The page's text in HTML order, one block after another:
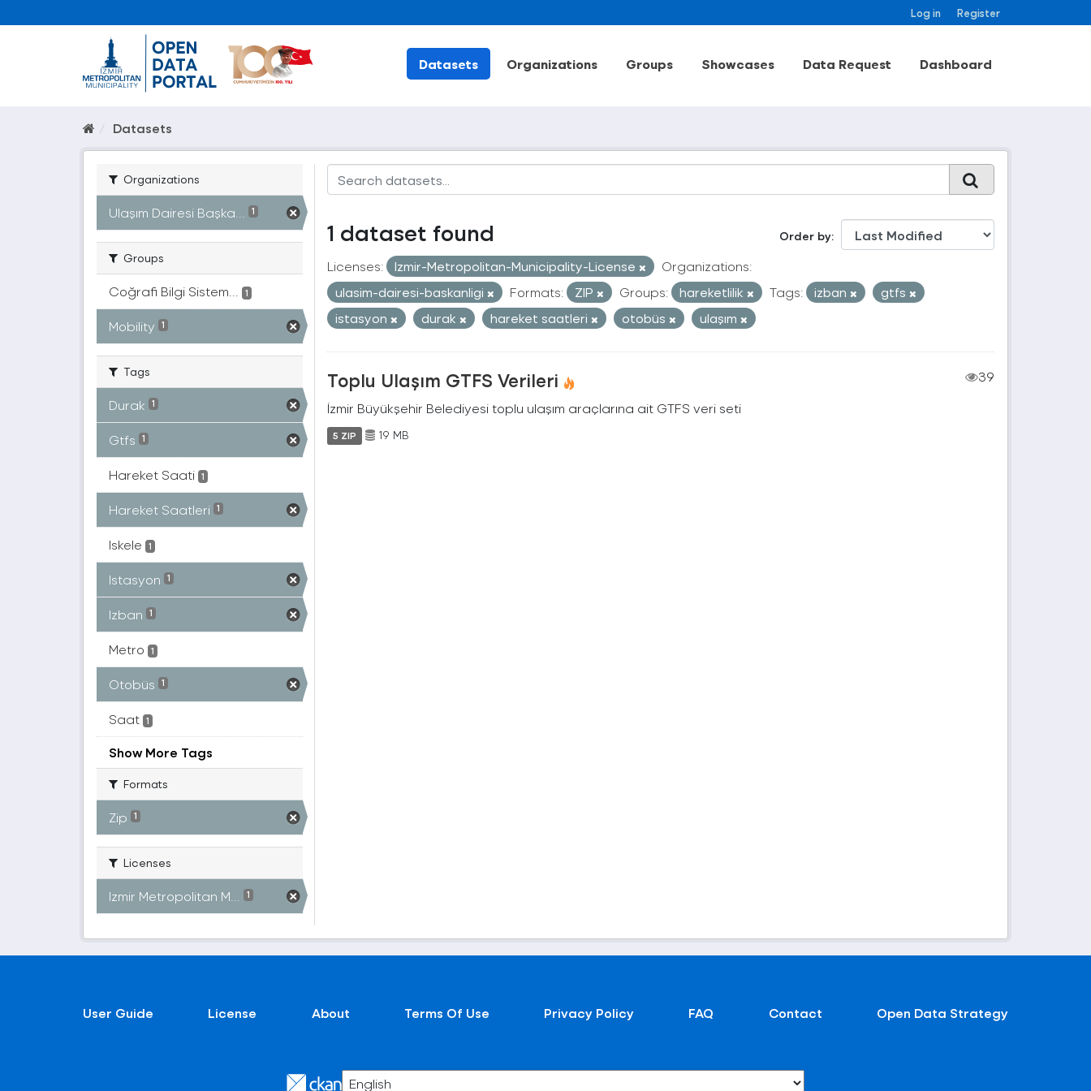
Log in Register
Datasets Organizations Groups Showcases Data Request Dashboard
Datasets
Organizations
Ulaşım Dairesi Başka... 1
Groups
Coğrafi Bilgi Sistem... 1
Mobility 1
Tags
Durak 1
Gtfs 1
Hareket Saati 1
Hareket Saatleri 1
Iskele 1
Istasyon 1
Izban 1
Metro 1
Otobüs 1
Saat 1
Show More Tags
Formats
Zip 1
Licenses
Izmir Metropolitan M... 1
Order by
1 dataset found
Licenses: Izmir-Metropolitan-Municipality-License
Organizations:
ulasim-dairesi-baskanligi
Formats: ZIP Groups: hareketlilik Tags: izban
gtfs
istasyon
durak hareket saatleri otobüs ulaşım
Toplu Ulaşım GTFS Verileri
39
İzmir Büyükşehir Belediyesi toplu ulaşım araçlarına ait GTFS veri seti
5 ZIP 19 MB
User Guide License About Terms Of Use Privacy Policy FAQ Contact Open Data Strategy